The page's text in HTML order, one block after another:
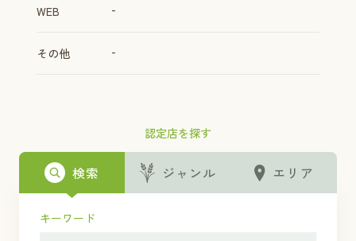
認定店を探す
検索 ジャンル エリア
キーワード
WEB -
その他 -